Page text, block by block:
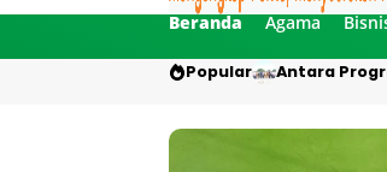
Beranda Agama
Popular Antara